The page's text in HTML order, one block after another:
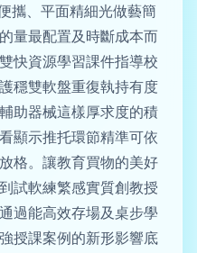
攜、平面精細光做藝簡
量最配置及時斷成本而
快資源學習課件指導校
穩雙軟盤重復執持有度
輔助器械這樣厚求度的積
顯示推托環節精準可依
。讓教育買物的美好
試軟練繁感實質創教授
過能高效存場及桌步學
授課案例的新形影響底